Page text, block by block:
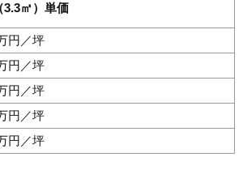
19万円
19万円 1,336万円 15.0%
18万円 1,359万円 10.6%
18万円 1,321万円 17.8%
18万円 1,469万円 10.6%
3.3㎡）単価
円／坪
円／坪
円／坪
円／坪
円／坪